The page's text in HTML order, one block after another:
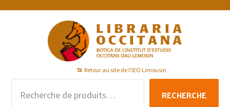
Passer
Passer
Passer
Retour au site de l'IEO Limousin
pour :
RECHERCHE